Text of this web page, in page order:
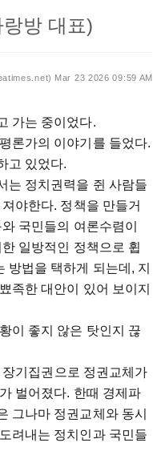
방 대표)
Mar 23 2026 09:59 AM
가는 중이었다.
론가의 이야기를 들었다.
고 있었다.
는 정치권력을 쥔 사람들
야한다. 정책을 만들거
국민들의 여론수렴이
일방적인 정책으로 휩
방법을 택하게 되는데, 지
족한 대안이 있어 보이지
이 좋지 않은 탓인지 끊
기집권으로 정권교체가
벌어졌다. 한때 경제파
그나마 정권교체와 동시
려내는 정치인과 국민들